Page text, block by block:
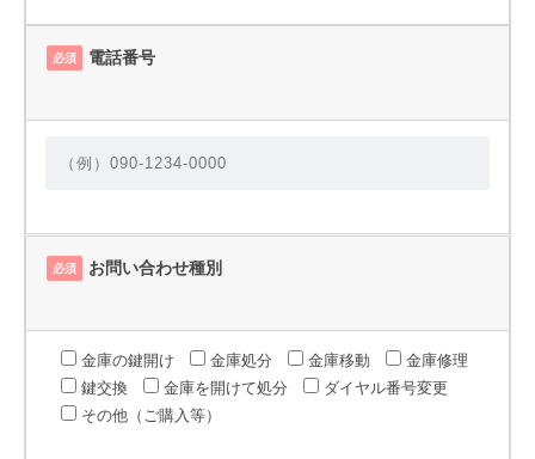
必須 電話番号
必須 お問い合わせ種別
金庫の鍵開け 金庫処分 金庫移動
金庫修理
鍵交換
金庫を開けて処分
ダイヤル番号変更
その他（ご購入等）